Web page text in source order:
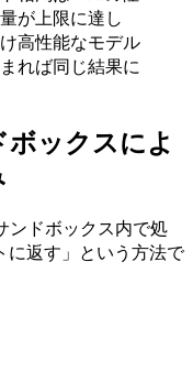
が上限に達し
高性能なモデル
れば同じ結果に
ックスによ
ドボックス内で処
に返す」という方法で